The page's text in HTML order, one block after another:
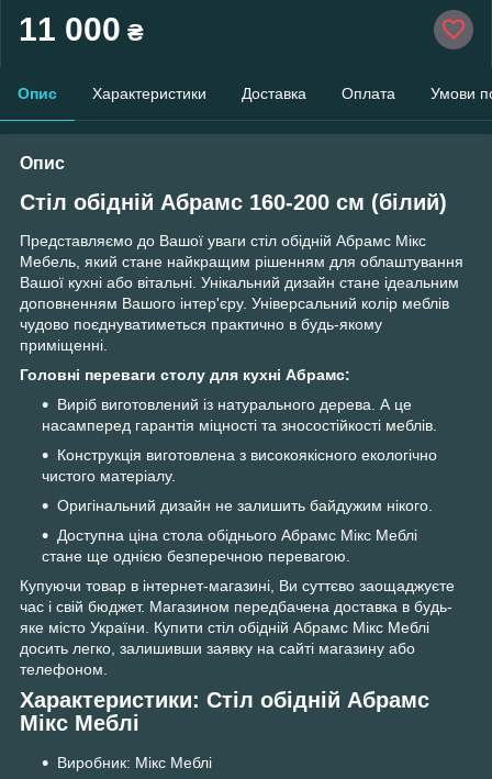
11 000 ₴
Опис Характеристики Доставка Оплата Умови
Опис
Стіл обідній Абрамс 160-200 см (білий)
Представляємо до Вашої уваги стіл обідній Абрамс Мікс
Мебель, який стане найкращим рішенням для облаштування
Вашої кухні або вітальні. Унікальний дизайн стане ідеальним
доповненням Вашого інтер'єру. Універсальний колір меблів
чудово поєднуватиметься практично в будь-якому
приміщенні.
Головні переваги столу для кухні Абрамс:
Виріб виготовлений із натурального дерева. А це
насамперед гарантія міцності та зносостійкості меблів.
Конструкція виготовлена з високоякісного екологічно
чистого матеріалу.
Оригінальний дизайн не залишить байдужим нікого.
Доступна ціна стола обіднього Абрамс Мікс Меблі
стане ще однією безперечною перевагою.
Купуючи товар в інтернет-магазині, Ви суттєво заощаджуєте
час і свій бюджет. Магазином передбачена доставка в будь-
яке місто України. Купити стіл обідній Абрамс Мікс Меблі
досить легко, залишивши заявку на сайті магазину або
телефоном.
Характеристики: Стіл обідній Абрамс
Мікс Меблі
Виробник: Мікс Меблі